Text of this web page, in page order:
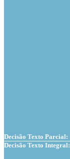
Decisão Texto Parcial:
Decisão Texto Integral: